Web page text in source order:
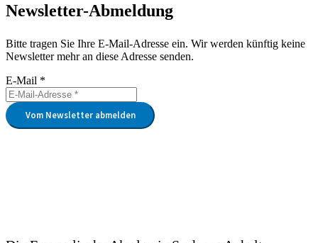
Newsletter-Abmeldung
Bitte tragen Sie Ihre E-Mail-Adresse ein. Wir werden künftig keine
Newsletter mehr an diese Adresse senden.
E-Mail *
Vom Newsletter abmelden